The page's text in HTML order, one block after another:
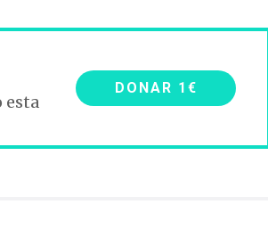
esta
DONAR 1€